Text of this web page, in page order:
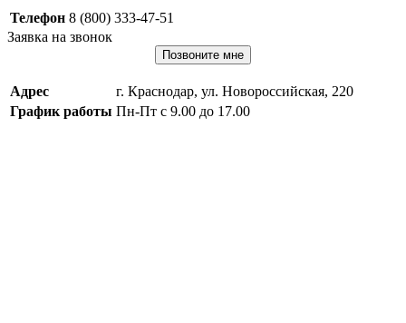
Телефон 8 (800) 333-47-51
Заявка на звонок
Позвоните мне
Адрес
г. Краснодар, ул. Новороссийская, 220
График работы Пн-Пт с 9.00 до 17.00